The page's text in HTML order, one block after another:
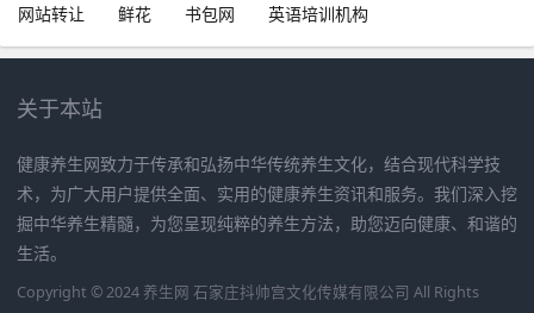
网站转让
鲜花 书包网 英语培训机构
关于本站
健康养生网致力于传承和弘扬中华传统养生文化，结合现代科学技
术，为广大用户提供全面、实用的健康养生资讯和服务。我们深入挖
掘中华养生精髓，为您呈现纯粹的养生方法，助您迈向健康、和谐的
生活。
Copyright © 2024 养生网 石家庄抖帅宫文化传媒有限公司 All Rights